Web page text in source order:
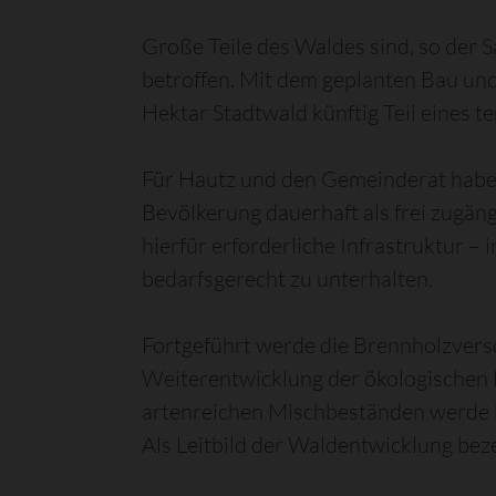
Große Teile des Waldes sind, so der
betroffen. Mit dem geplanten Bau
Hektar Stadtwald künftig Teil eines
Für Hautz und den Gemeinderat
Bevölkerung dauerhaft als frei
hierfür erforderliche Infrastruktur –
bedarfsgerecht zu unterhalten.
Fortgeführt werde die
Weiterentwicklung der
artenreichen Mischbeständen
Als Leitbild der Waldentwicklung